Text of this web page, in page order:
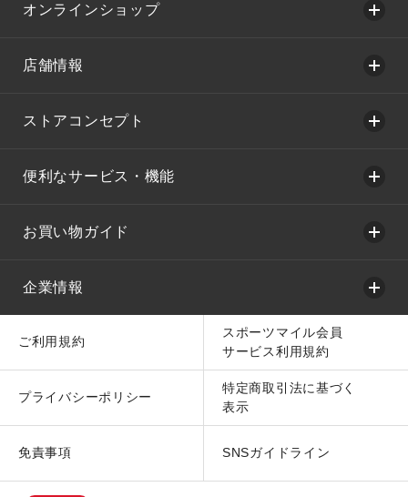
オンラインショップ
店舗情報
ストアコンセプト
便利なサービス・機能
お買い物ガイド
企業情報
ご利用規約
スポーツマイル会員
サービス利用規約
プライバシーポリシー
特定商取引法に基づく
表示
免責事項 SNSガイドライン